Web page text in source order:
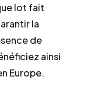
lot fait
la
de
ainsi
Europe.